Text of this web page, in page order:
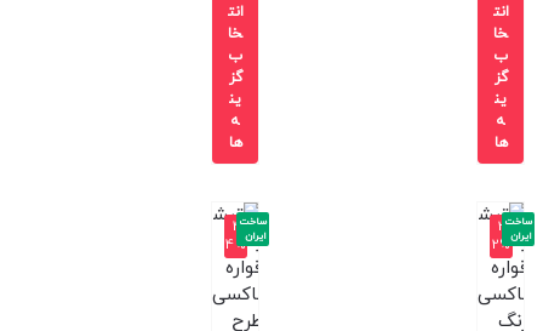
انت
خا
ب
گز
ین
ه
ها
انت
خا
ب
گز
ین
ه
ها
-3
2%
ساخت
ایران
-4
4%
ساخت
ایران